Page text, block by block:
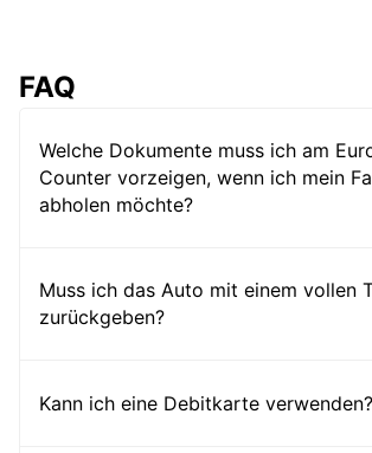
FAQ
Welche Dokumente muss ich am
Counter vorzeigen, wenn ich mein
abholen möchte?
Muss ich das Auto mit einem vollen
zurückgeben?
Kann ich eine Debitkarte verwenden?